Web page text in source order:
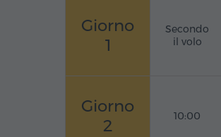
Giorno
1
Secondo
il volo
Giorno
2
10:00